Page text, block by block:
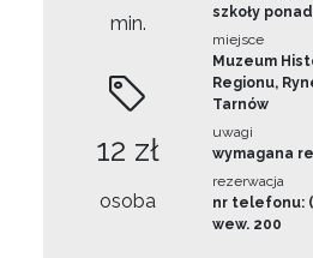
min.
12 zł
osoba
szkoły
miejsce
Muzeum
Regionu,
Tarnów
uwagi
wymagana
rezerwacja
nr telefonu:
wew. 200